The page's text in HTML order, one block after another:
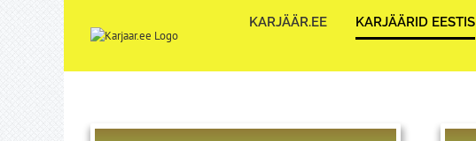
KARJÄÄR.EE KARJÄÄRID EESTIS